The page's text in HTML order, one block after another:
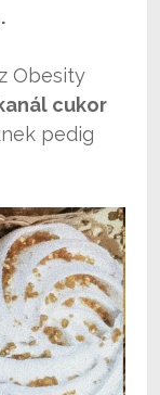
Obesity
cukor
pedig